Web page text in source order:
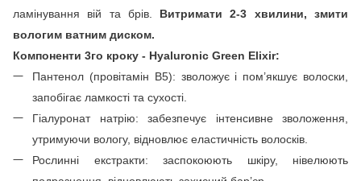
ламінування вій та брів. Витримати 2-3 хвилини, змити
вологим ватним диском.
Компоненти 3го кроку - Hyaluronic Green Elixir:
Пантенол (провітамін В5): зволожує і пом’якшує волоски,
запобігає ламкості та сухості.
Гіалуронат натрію: забезпечує інтенсивне зволоження,
утримуючи вологу, відновлює еластичність волосків.
Рослинні екстракти: заспокоюють шкіру, нівелюють